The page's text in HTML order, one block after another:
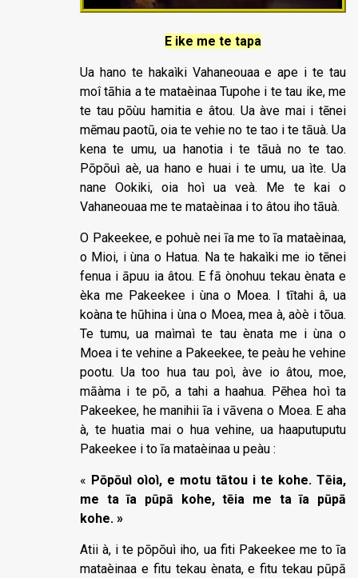
E ike me te tapa
Ua hano te hakaìki Vahaneouaa e ape i te tau
moî tāhia a te mataèinaa Tupohe i te tau ike, me
te tau pōùu hamitia e âtou. Ua àve mai i tēnei
mēmau paotū, oia te vehie no te tao i te tāuà. Ua
kena te umu, ua hanotia i te tāuà no te tao.
Pōpōuì aè, ua hano e huai i te umu, ua ìte. Ua
nane Ookiki, oia hoì ua veà. Me te kai o
Vahaneouaa me te mataèinaa i to âtou iho tāuà.
O Pakeekee, e pohuè nei īa me to īa mataèinaa,
o Mioi, i ùna o Hatua. Na te hakaìki me io tēnei
fenua i āpuu ia âtou. E fā ònohuu tekau ènata e
èka me Pakeekee i ùna o Moea. I tītahi â, ua
koàna te hūhina i ùna o Moea, mea à, aòè i tōua.
Te tumu, ua maìmaì te tau ènata me i ùna o
Moea i te vehine a Pakeekee, te peàu he vehine
pootu. Ua too hua tau poì, àve io âtou, moe,
māàma i te pō, a tahi a haahua. Pēhea hoì ta
Pakeekee, he manihii īa i vāvena o Moea. E aha
à, te huatia mai o hua vehine, ua haaputuputu
Pakeekee i to īa mataèinaa u peàu :
« Pōpōuì oìoì, e motu tātou i te kohe. Tēia,
me ta īa pūpā kohe, tēia me ta īa pūpā
kohe. »
Atii à, i te pōpōuì iho, ua fiti Pakeekee me to īa
mataèinaa e fitu tekau ènata, e fitu tekau pūpā